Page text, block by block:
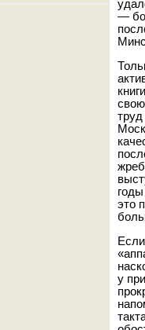
—
это
у